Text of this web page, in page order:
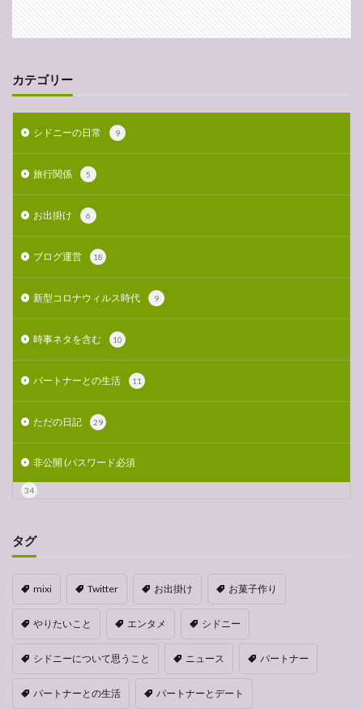
カテゴリー
シドニーの日常 9
旅行関係 5
お出掛け 6
ブログ運営 18
新型コロナウィルス時代 9
時事ネタを含む 10
パートナーとの生活 11
ただの日記 29
非公開 (パスワード必須
34
タグ
mixi Twitter お出掛け お菓子作り
やりたいこと エンタメ シドニー
シドニーについて思うこと ニュース パートナー
パートナーとの生活 パートナーとデート